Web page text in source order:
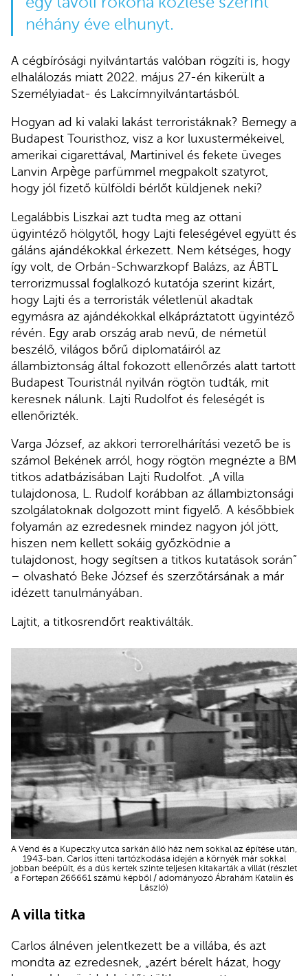
néhány éve elhunyt.
A cégbírósági nyilvántartás valóban rögzíti is, hogy
elhalálozás miatt 2022. május 27-én kikerült a
Személyiadat- és Lakcímnyilvántartásból.
Hogyan ad ki valaki lakást terroristáknak? Bemegy a
Budapest Touristhoz, visz a kor luxustermékeivel,
amerikai cigarettával, Martinivel és fekete üveges
Lanvin Arpège parfümmel megpakolt szatyrot,
hogy jól fizető külföldi bérlőt küldjenek neki?
Legalábbis Liszkai azt tudta meg az ottani
ügyintéző hölgytől, hogy Lajti feleségével együtt és
gáláns ajándékokkal érkezett. Nem kétséges, hogy
így volt, de Orbán-Schwarzkopf Balázs, az ÁBTL
terrorizmussal foglalkozó kutatója szerint kizárt,
hogy Lajti és a terroristák véletlenül akadtak
egymásra az ajándékokkal elkápráztatott ügyintéző
révén. Egy arab ország arab nevű, de németül
beszélő, világos bőrű diplomatáiról az
állambiztonság által fokozott ellenőrzés alatt tartott
Budapest Touristnál nyilván rögtön tudták, mit
keresnek nálunk. Lajti Rudolfot és feleségét is
ellenőrizték.
Varga József, az akkori terrorelhárítási vezető be is
számol Bekének arról, hogy rögtön megnézte a BM
titkos adatbázisában Lajti Rudolfot. „A villa
tulajdonosa, L. Rudolf korábban az állambiztonsági
szolgálatoknak dolgozott mint figyelő. A későbbiek
folyamán az ezredesnek mindez nagyon jól jött,
hiszen nem kellett sokáig győzködnie a
tulajdonost, hogy segítsen a titkos kutatások során”
– olvasható Beke József és szerzőtársának a már
idézett tanulmányában.
Lajtit, a titkosrendőrt reaktiválták.
A Vend és a Kupeczky utca sarkán álló ház nem sokkal az építése után,
1943-ban. Carlos itteni tartózkodása idején a környék már sokkal
jobban beépült, és a dús kertek szinte teljesen kitakarták a villát (részlet
a Fortepan 266661 számú képből / adományozó Ábrahám Katalin és
László)
A villa titka
Carlos álnéven jelentkezett be a villába, és azt
mondta az ezredesnek, „azért bérelt házat, hogy